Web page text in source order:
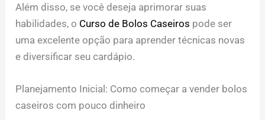
Além disso, se você deseja aprimorar suas
habilidades, o Curso de Bolos Caseiros pode ser
uma excelente opção para aprender técnicas novas
e diversificar seu cardápio.
Planejamento Inicial: Como começar a vender bolos
caseiros com pouco dinheiro